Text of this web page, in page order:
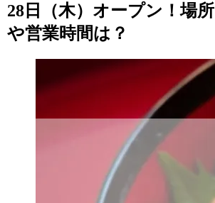
28日（木）オープン！場所
や営業時間は？